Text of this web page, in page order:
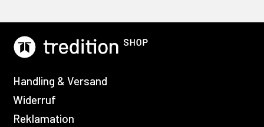
Handling & Versand
Widerruf
Reklamation